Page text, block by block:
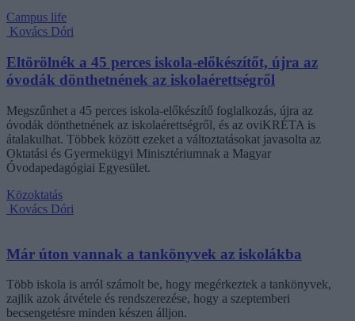
Campus life
Kovács Dóri
Eltörölnék a 45 perces iskola-előkészítőt, újra az
óvodák dönthetnének az iskolaérettségről
Megszűnhet a 45 perces iskola-előkészítő foglalkozás, újra az
óvodák dönthetnének az iskolaérettségről, és az oviKRÉTA is
átalakulhat. Többek között ezeket a változtatásokat javasolta az
Oktatási és Gyermekügyi Minisztériumnak a Magyar
Óvodapedagógiai Egyesület.
Közoktatás
Kovács Dóri
Már úton vannak a tankönyvek az iskolákba
Több iskola is arról számolt be, hogy megérkeztek a tankönyvek,
zajlik azok átvétele és rendszerezése, hogy a szeptemberi
becsengetésre minden készen álljon.